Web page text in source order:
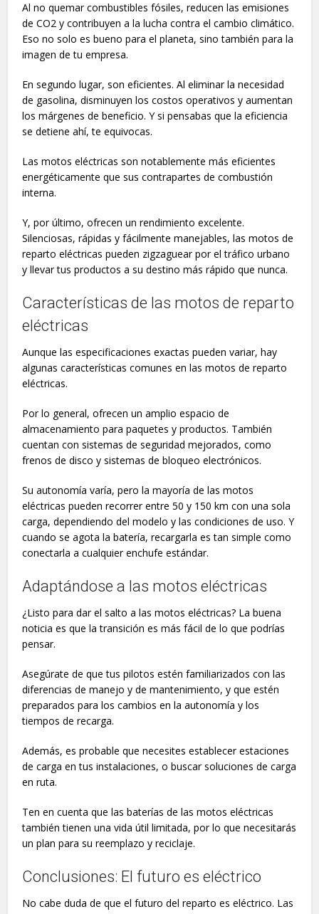
Al no quemar combustibles fósiles, reducen las emisiones
de CO2 y contribuyen a la lucha contra el cambio climático.
Eso no solo es bueno para el planeta, sino también para la
imagen de tu empresa.
En segundo lugar, son eficientes. Al eliminar la necesidad
de gasolina, disminuyen los costos operativos y aumentan
los márgenes de beneficio. Y si pensabas que la eficiencia
se detiene ahí, te equivocas.
Las motos eléctricas son notablemente más eficientes
energéticamente que sus contrapartes de combustión
interna.
Y, por último, ofrecen un rendimiento excelente.
Silenciosas, rápidas y fácilmente manejables, las motos de
reparto eléctricas pueden zigzaguear por el tráfico urbano
y llevar tus productos a su destino más rápido que nunca.
Características de las motos de reparto
eléctricas
Aunque las especificaciones exactas pueden variar, hay
algunas características comunes en las motos de reparto
eléctricas.
Por lo general, ofrecen un amplio espacio de
almacenamiento para paquetes y productos. También
cuentan con sistemas de seguridad mejorados, como
frenos de disco y sistemas de bloqueo electrónicos.
Su autonomía varía, pero la mayoría de las motos
eléctricas pueden recorrer entre 50 y 150 km con una sola
carga, dependiendo del modelo y las condiciones de uso. Y
cuando se agota la batería, recargarla es tan simple como
conectarla a cualquier enchufe estándar.
Adaptándose a las motos eléctricas
¿Listo para dar el salto a las motos eléctricas? La buena
noticia es que la transición es más fácil de lo que podrías
pensar.
Asegúrate de que tus pilotos estén familiarizados con las
diferencias de manejo y de mantenimiento, y que estén
preparados para los cambios en la autonomía y los
tiempos de recarga.
Además, es probable que necesites establecer estaciones
de carga en tus instalaciones, o buscar soluciones de carga
en ruta.
Ten en cuenta que las baterías de las motos eléctricas
también tienen una vida útil limitada, por lo que necesitarás
un plan para su reemplazo y reciclaje.
Conclusiones: El futuro es eléctrico
No cabe duda de que el futuro del reparto es eléctrico. Las